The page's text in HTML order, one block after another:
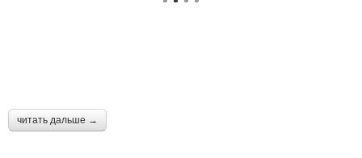
читать дальше →